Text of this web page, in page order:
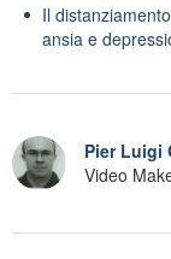
Il
ansia e
Pier Luigi
Video